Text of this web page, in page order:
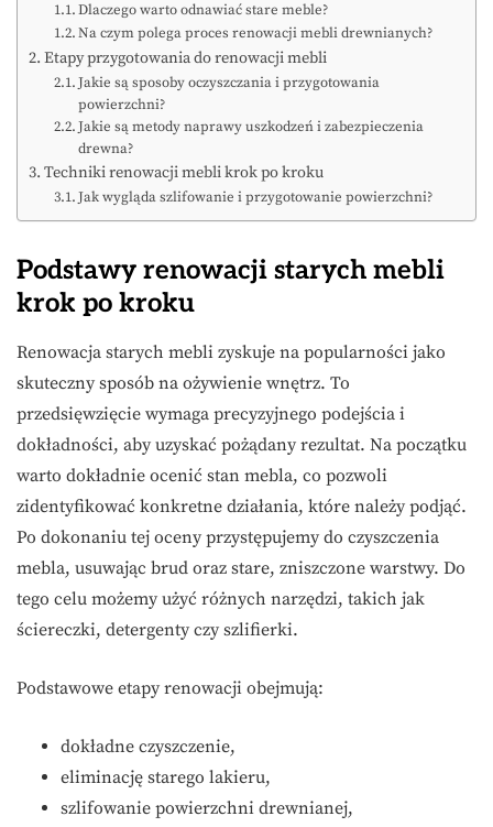
Dlaczego warto odnawiać stare meble?
Na czym polega proces renowacji mebli drewnianych?
Etapy przygotowania do renowacji mebli
Jakie są sposoby oczyszczania i przygotowania
powierzchni?
Jakie są metody naprawy uszkodzeń i zabezpieczenia
drewna?
Techniki renowacji mebli krok po kroku
Jak wygląda szlifowanie i przygotowanie powierzchni?
Podstawy renowacji starych mebli
krok po kroku
Renowacja starych mebli zyskuje na popularności jako
skuteczny sposób na ożywienie wnętrz. To
przedsięwzięcie wymaga precyzyjnego podejścia i
dokładności, aby uzyskać pożądany rezultat. Na początku
warto dokładnie ocenić stan mebla, co pozwoli
zidentyfikować konkretne działania, które należy podjąć.
Po dokonaniu tej oceny przystępujemy do czyszczenia
mebla, usuwając brud oraz stare, zniszczone warstwy. Do
tego celu możemy użyć różnych narzędzi, takich jak
ściereczki, detergenty czy szlifierki.
Podstawowe etapy renowacji obejmują:
dokładne czyszczenie,
eliminację starego lakieru,
szlifowanie powierzchni drewnianej,